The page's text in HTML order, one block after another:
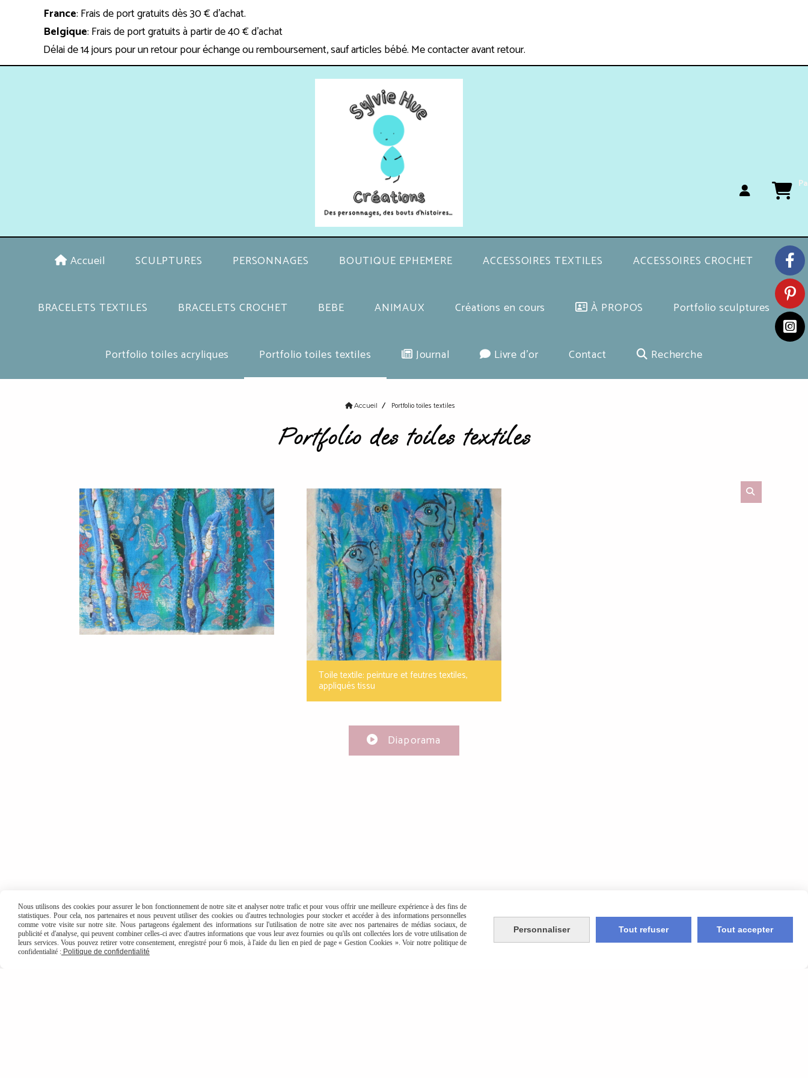
France: Frais de port gratuits dès 30 € d'achat.
Belgique: Frais de port gratuits à partir de 40 € d'achat
Délai de 14 jours pour un retour pour échange ou remboursement, sauf articles bébé. Me contacter avant retour.
Accueil SCULPTURES PERSONNAGES BOUTIQUE EPHEMERE ACCESSOIRES TEXTILES ACCESSOIRES CROCHET
BRACELETS TEXTILES BRACELETS CROCHET BEBE ANIMAUX Créations en cours À PROPOS Portfolio sculptures
Portfolio toiles acryliques Portfolio toiles textiles Journal Livre d'or Contact Recherche
Accueil Portfolio toiles textiles
Portfolio des toiles textiles
Toile textile: peinture et feutres textiles,
appliqués tissu
Diaporama
Nous utilisons des cookies pour assurer le bon fonctionnement de notre site et analyser notre trafic et pour vous offrir une meilleure expérience à des fins de
statistiques. Pour cela, nos partenaires et nous peuvent utiliser des cookies ou d'autres technologies pour stocker et accéder à des informations personnelles
comme votre visite sur notre site. Nous partageons également des informations sur l'utilisation de notre site avec nos partenaires de médias sociaux, de
publicité et d'analyse, qui peuvent combiner celles-ci avec d'autres informations que vous leur avez fournies ou qu'ils ont collectées lors de votre utilisation de
leurs services. Vous pouvez retirer votre consentement, enregistré pour 6 mois, à l'aide du lien en pied de page « Gestion Cookies ». Voir notre politique de
confidentialité : Politique de confidentialité
Personnaliser Tout refuser Tout accepter